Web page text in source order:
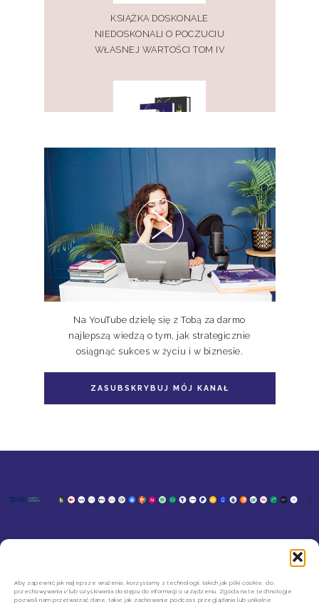
Aby zapewnić jak najlepsze wrażenia, korzystamy z technologii, takich jak pliki cookie, do
przechowywania i/lub uzyskiwania dostępu do informacji o urządzeniu. Zgoda na te technologie
pozwoli nam przetwarzać dane, takie jak zachowanie podczas przeglądania lub unikalne
KSIĄŻKA DOSKONALE
NIEDOSKONALI O POCZUCIU
WŁASNEJ WARTOŚCI TOM IV
PAKIET KSIĄŻEK DOSKONALE
NIEDOSKONALI TOM I, II, III
Na YouTube dzielę się z Tobą za darmo
najlepszą wiedzą o tym, jak strategicznie
osiągnąć sukces w życiu i w biznesie.
ZASUBSKRYBUJ MÓJ KANAŁ
REGULAMIN SKLEPU
POLITYKA PRYWATNOŚCI